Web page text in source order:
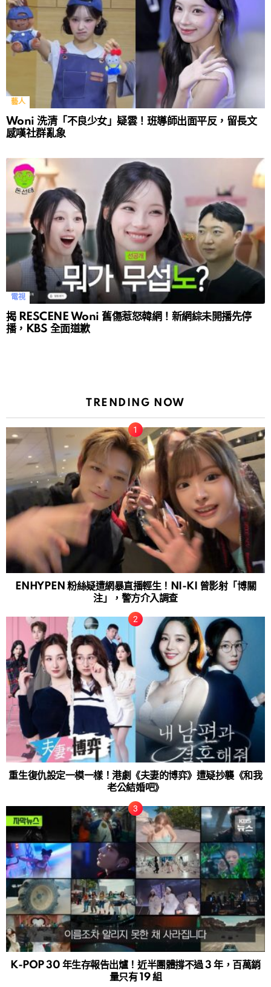
藝人
Woni 洗清「不良少女」疑雲！班導師出面平反，留長文
感嘆社群亂象
電視
揭 RESCENE Woni 舊傷惹怒韓網！新網綜未開播先停
播，KBS 全面道歉
TRENDING NOW
ENHYPEN 粉絲疑遭網暴直播輕生！NI-KI 曾影射「博關
注」，警方介入調查
重生復仇設定一模一樣！港劇《夫妻的博弈》遭疑抄襲《和我
老公結婚吧》
K-POP 30 年生存報告出爐！近半團體撐不過 3 年，百萬銷
量只有 19 組